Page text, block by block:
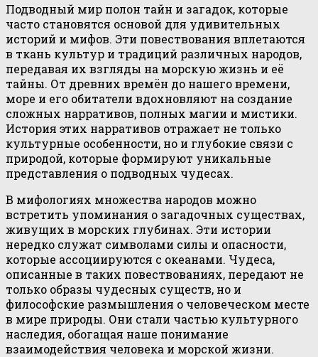
Подводный мир полон тайн и загадок, которые
часто становятся основой для удивительных
историй и мифов. Эти повествования вплетаются
в ткань культур и традиций различных народов,
передавая их взгляды на морскую жизнь и её
тайны. От древних времён до нашего времени,
море и его обитатели вдохновляют на создание
сложных нарративов, полных магии и мистики.
История этих нарративов отражает не только
культурные особенности, но и глубокие связи с
природой, которые формируют уникальные
представления о подводных чудесах.
В мифологиях множества народов можно
встретить упоминания о загадочных существах,
живущих в морских глубинах. Эти истории
нередко служат символами силы и опасности,
которые ассоциируются с океанами. Чудеса,
описанные в таких повествованиях, передают не
только образы чудесных существ, но и
философские размышления о человеческом месте
в мире природы. Они стали частью культурного
наследия, обогащая наше понимание
взаимодействия человека и морской жизни.